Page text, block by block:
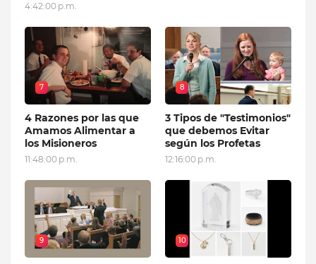
4:42:00 p.m.
7
4 Razones por las que
Amamos Alimentar a
los Misioneros
11:48:00 p.m.
8
3 Tipos de "Testimonios"
que debemos Evitar
según los Profetas
12:16:00 p.m.
9 10